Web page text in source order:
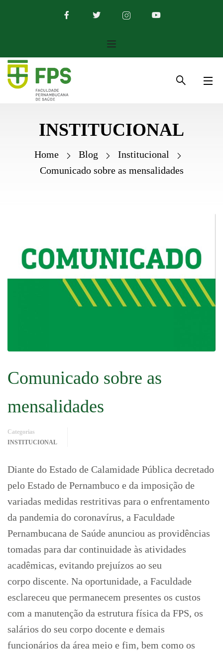
INSTITUCIONAL
Home Blog
Institucional
Comunicado sobre as mensalidades
Comunicado sobre as
mensalidades
Categorias
INSTITUCIONAL
Diante do Estado de Calamidade Pública decretado
pelo Estado de Pernambuco e da imposição de
variadas medidas restritivas para o enfrentamento
da pandemia do coronavírus, a Faculdade
Pernambucana de Saúde anunciou as providências
tomadas para dar continuidade às atividades
acadêmicas, evitando prejuízos ao seu
corpo discente. Na oportunidade, a Faculdade
esclareceu que permanecem presentes os custos
com a manutenção da estrutura física da FPS, os
salários do seu corpo docente e demais
funcionários da área meio e fim, bem como os